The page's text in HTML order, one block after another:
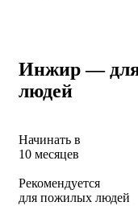
Инжир — для
людей
Начинать в
10 месяцев
Рекомендуется
для пожилых людей